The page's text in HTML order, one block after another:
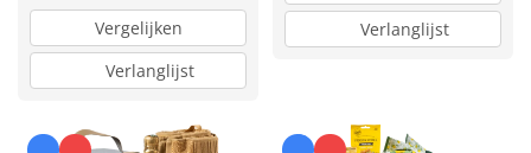
Vergelijken
Verlanglijst
Verlanglijst